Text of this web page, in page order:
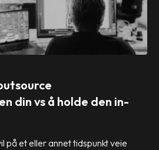
din vs å holde den in-
på et eller annet tidspunkt veie